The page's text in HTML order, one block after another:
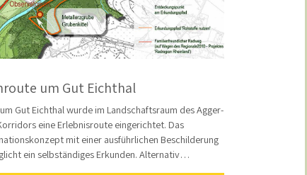
um Gut Eichthal
Gut Eichthal wurde im Landschaftsraum des Agger-
eine Erlebnisroute eingerichtet. Das
mit einer ausführlichen Beschilderung
ein selbständiges Erkunden. Alternativ…